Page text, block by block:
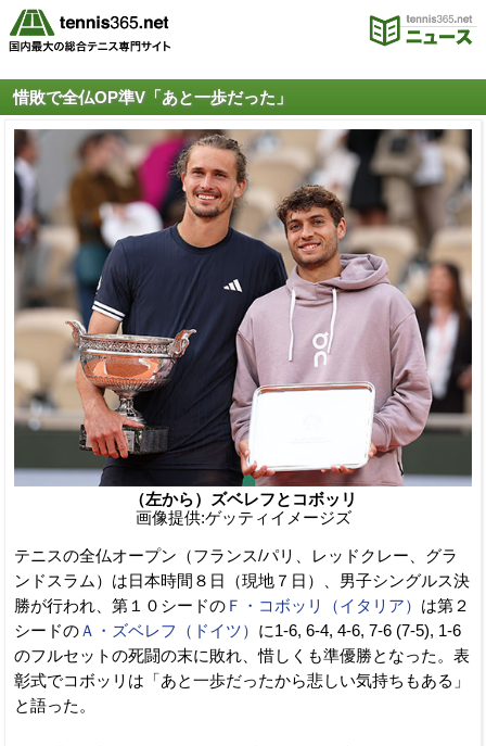
惜敗で全仏OP準V「あと一歩だった」
（左から）ズベレフとコボッリ
画像提供:ゲッティイメージズ
テニスの全仏オープン（フランス/パリ、レッドクレー、グラ
ンドスラム）は日本時間８日（現地７日）、男子シングルス決
勝が行われ、第１０シードの Ｆ・コボッリ（イタリア） は第２
シードのＡ・ズベレフ（ドイツ） に1-6, 6-4, 4-6, 7-6 (7-5), 1-6
のフルセットの死闘の末に敗れ、惜しくも準優勝となった。表
彰式でコボッリは「あと一歩だったから悲しい気持ちもある」
と語った。